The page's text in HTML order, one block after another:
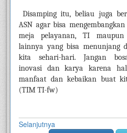
Disamping itu, beliau juga
ASN agar bisa
meja pelayanan, TI maupun
lainnya yang bisa menunjang
kita sehari-hari. Jangan
inovasi dan karya karena
manfaat dan kebaikan buat
(TIM TI-fw)
Selanjutnya